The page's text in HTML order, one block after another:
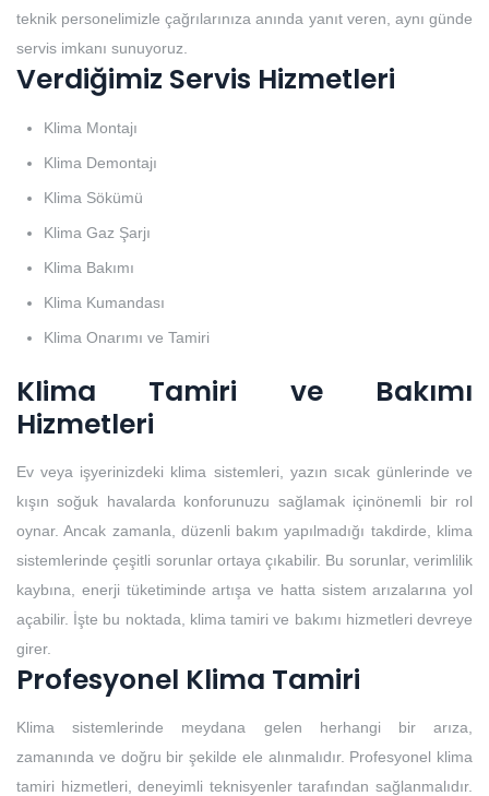
teknik personelimizle çağrılarınıza anında yanıt veren, aynı günde
servis imkanı sunuyoruz.
Verdiğimiz Servis Hizmetleri
Klima Montajı
Klima Demontajı
Klima Sökümü
Klima Gaz Şarjı
Klima Bakımı
Klima Kumandası
Klima Onarımı ve Tamiri
Klima Tamiri ve Bakımı
Hizmetleri
Ev veya işyerinizdeki klima sistemleri, yazın sıcak günlerinde ve
kışın soğuk havalarda konforunuzu sağlamak içinönemli bir rol
oynar. Ancak zamanla, düzenli bakım yapılmadığı takdirde, klima
sistemlerinde çeşitli sorunlar ortaya çıkabilir. Bu sorunlar, verimlilik
kaybına, enerji tüketiminde artışa ve hatta sistem arızalarına yol
açabilir. İşte bu noktada, klima tamiri ve bakımı hizmetleri devreye
girer.
Profesyonel Klima Tamiri
Klima sistemlerinde meydana gelen herhangi bir arıza,
zamanında ve doğru bir şekilde ele alınmalıdır. Profesyonel klima
tamiri hizmetleri, deneyimli teknisyenler tarafından sağlanmalıdır.